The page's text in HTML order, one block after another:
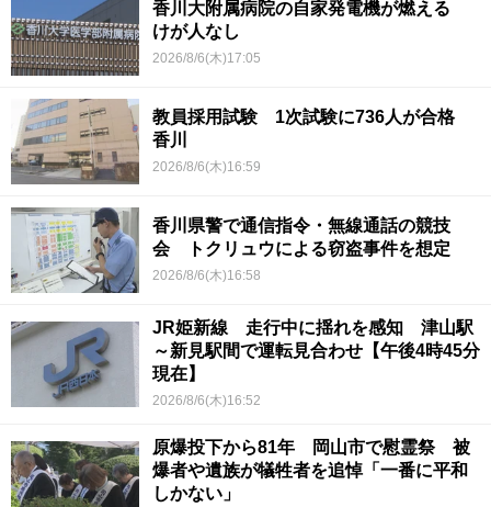
香川大附属病院の自家発電機が燃える
けが人なし
2026/8/6(木)17:05
教員採用試験 1次試験に736人が合格
香川
2026/8/6(木)16:59
香川県警で通信指令・無線通話の競技
会 トクリュウによる窃盗事件を想定
2026/8/6(木)16:58
JR姫新線 走行中に揺れを感知 津山駅
～新見駅間で運転見合わせ【午後4時45分
現在】
2026/8/6(木)16:52
原爆投下から81年 岡山市で慰霊祭 被
爆者や遺族が犠牲者を追悼「一番に平和
しかない」